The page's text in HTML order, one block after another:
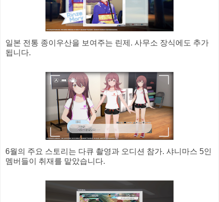
일본 전통 종이우산을 보여주는 린제. 사무소 장식에도 추가
됩니다.
6월의 주요 스토리는 다큐 촬영과 오디션 참가. 샤니마스 5인
멤버들이 취재를 맡았습니다.